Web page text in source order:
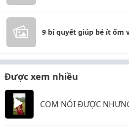
9 bí quyết giúp bé ít ốm
Được xem nhiều
COM NÓI ĐƯỢC